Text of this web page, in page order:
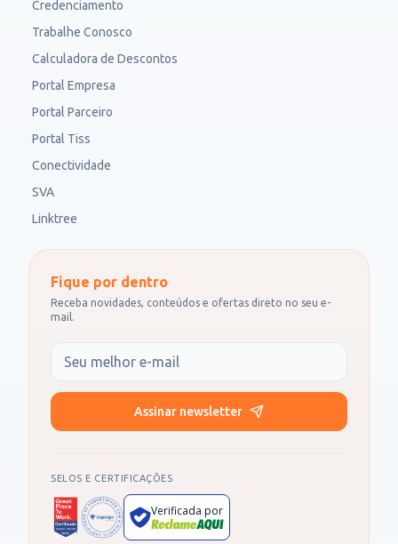
Credenciamento
Trabalhe Conosco
Calculadora de Descontos
Portal Empresa
Portal Parceiro
Portal Tiss
Conectividade
SVA
Linktree
Fique por dentro
Receba novidades, conteúdos e ofertas direto no seu e-
mail.
Seu e-mail
Assinar newsletter
SELOS E CERTIFICAÇÕES
Verificada por